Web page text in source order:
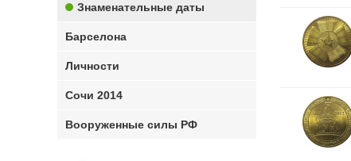
Знаменательные даты
Барселона
Личности
Сочи 2014
Вооруженные силы РФ